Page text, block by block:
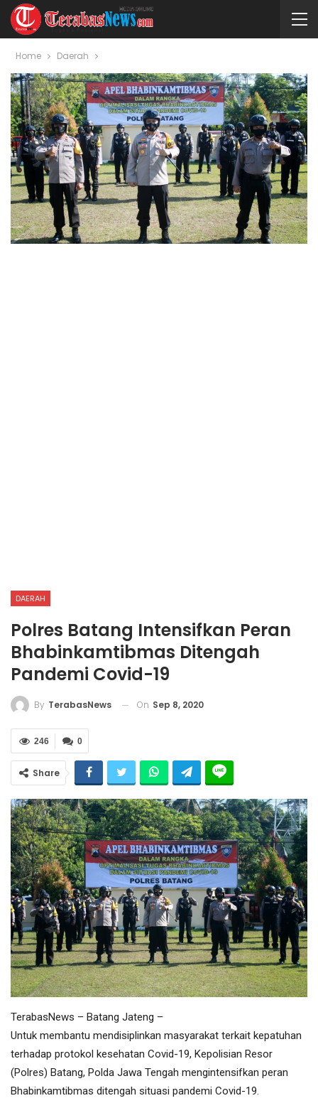
Home Daerah
DAERAH
Polres Batang Intensifkan Peran
Bhabinkamtibmas Ditengah
Pandemi Covid-19
By TerabasNews On Sep 8, 2020
0
246
Share
TerabasNews – Batang Jateng –
Untuk membantu mendisiplinkan masyarakat terkait kepatuhan
terhadap protokol kesehatan Covid-19, Kepolisian Resor
(Polres) Batang, Polda Jawa Tengah mengintensifkan peran
Bhabinkamtibmas ditengah situasi pandemi Covid-19.